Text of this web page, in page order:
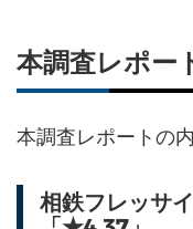
本調査レポー
本調査レポートの
相鉄フレッサ